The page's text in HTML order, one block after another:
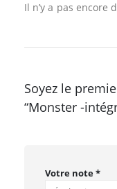
Il n’y a pas encore
Soyez le
“Monster -
Votre note*